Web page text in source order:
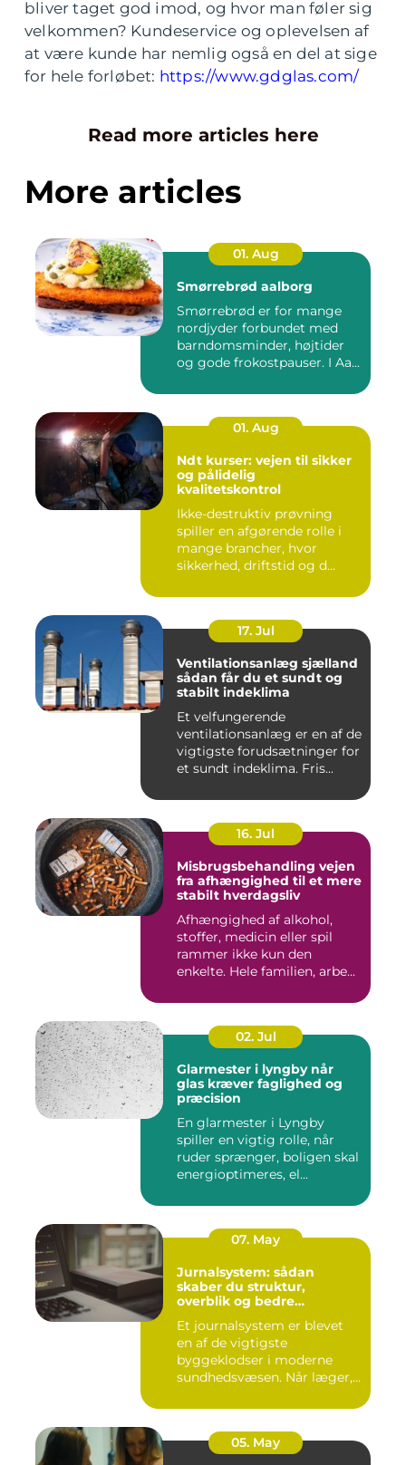
bliver taget god imod, og hvor man føler sig
velkommen? Kundeservice og oplevelsen af
at være kunde har nemlig også en del at sige
for hele forløbet: https://www.gdglas.com/
Read more articles here
More articles
01. Aug
Smørrebrød aalborg
Smørrebrød er for mange
nordjyder forbundet med
barndomsminder, højtider
og gode frokostpauser. I Aa...
01. Aug
Ndt kurser: vejen til sikker
og pålidelig
kvalitetskontrol
Ikke-destruktiv prøvning
spiller en afgørende rolle i
mange brancher, hvor
sikkerhed, driftstid og d...
17. Jul
Ventilationsanlæg sjælland
sådan får du et sundt og
stabilt indeklima
Et velfungerende
ventilationsanlæg er en af de
vigtigste forudsætninger for
et sundt indeklima. Fris...
16. Jul
Misbrugsbehandling vejen
fra afhængighed til et mere
stabilt hverdagsliv
Afhængighed af alkohol,
stoffer, medicin eller spil
rammer ikke kun den
enkelte. Hele familien, arbe...
02. Jul
Glarmester i lyngby når
glas kræver faglighed og
præcision
En glarmester i Lyngby
spiller en vigtig rolle, når
ruder sprænger, boligen skal
energioptimeres, el...
07. May
Jurnalsystem: sådan
skaber du struktur,
overblik og bedre
Et journalsystem er blevet
en af de vigtigste
byggeklodser i moderne
sundhedsvæsen. Når læger,
05. May